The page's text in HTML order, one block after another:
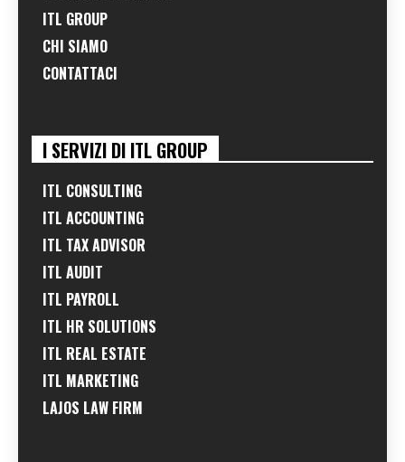
ITL GROUP
CHI SIAMO
CONTATTACI
I SERVIZI DI ITL GROUP
ITL CONSULTING
ITL ACCOUNTING
ITL TAX ADVISOR
ITL AUDIT
ITL PAYROLL
ITL HR SOLUTIONS
ITL REAL ESTATE
ITL MARKETING
LAJOS LAW FIRM